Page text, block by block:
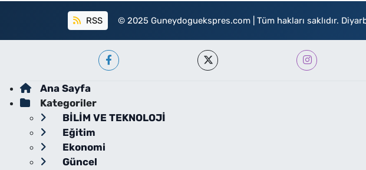
RSS © 2025 Guneydoguekspres.com | Tüm hakları saklıdır.
Ana Sayfa
Kategoriler
BİLİM VE TEKNOLOJİ
Eğitim
Ekonomi
Güncel